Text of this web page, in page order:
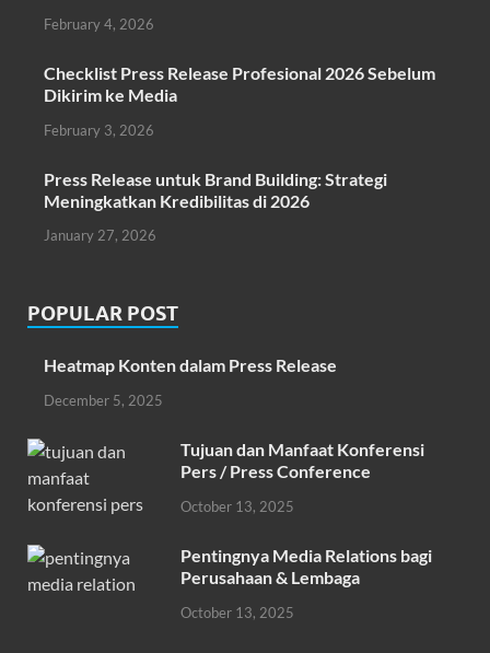
February 4, 2026
Checklist Press Release Profesional 2026 Sebelum
Dikirim ke Media
February 3, 2026
Press Release untuk Brand Building: Strategi
Meningkatkan Kredibilitas di 2026
January 27, 2026
POPULAR POST
Heatmap Konten dalam Press Release
December 5, 2025
Tujuan dan Manfaat Konferensi
Pers / Press Conference
October 13, 2025
Pentingnya Media Relations bagi
Perusahaan & Lembaga
October 13, 2025